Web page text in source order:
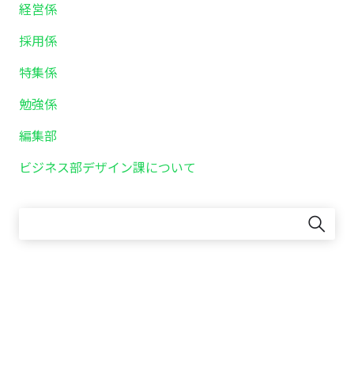
経営係
採用係
特集係
勉強係
編集部
ビジネス部デザイン課について